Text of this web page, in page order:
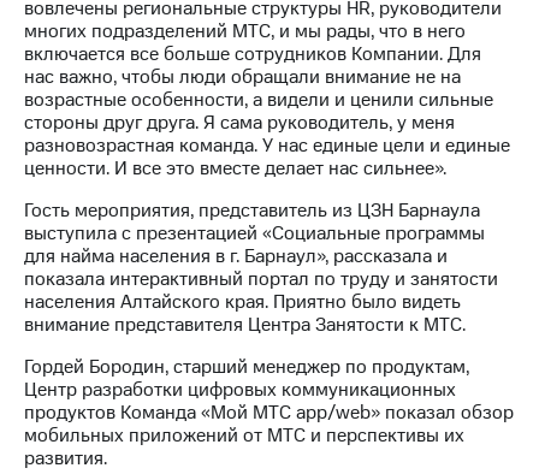
Рынок
облигаций
Описание
Еврооблигации-2023
Уведомление
о
погашении
облигаций
Другое
Регистратор
Реквизиты
Контакты
развитие
деловая этика
На главную
вовлечены региональные структуры HR, руководители
многих подразделений МТС, и мы рады, что в него
включается все больше сотрудников Компании. Для
нас важно, чтобы люди обращали внимание не на
возрастные особенности, а видели и ценили сильные
стороны друг друга. Я сама руководитель, у меня
разновозрастная команда. У нас единые цели и единые
ценности. И все это вместе делает нас сильнее».
Гость мероприятия, представитель из ЦЗН Барнаула
выступила с презентацией «Социальные программы
для найма населения в г. Барнаул», рассказала и
показала интерактивный портал по труду и занятости
населения Алтайского края. Приятно было видеть
внимание представителя Центра Занятости к МТС.
Гордей Бородин, старший менеджер по продуктам,
Центр разработки цифровых коммуникационных
продуктов Команда «Мой МТС app/web» показал обзор
мобильных приложений от МТС и перспективы их
развития.